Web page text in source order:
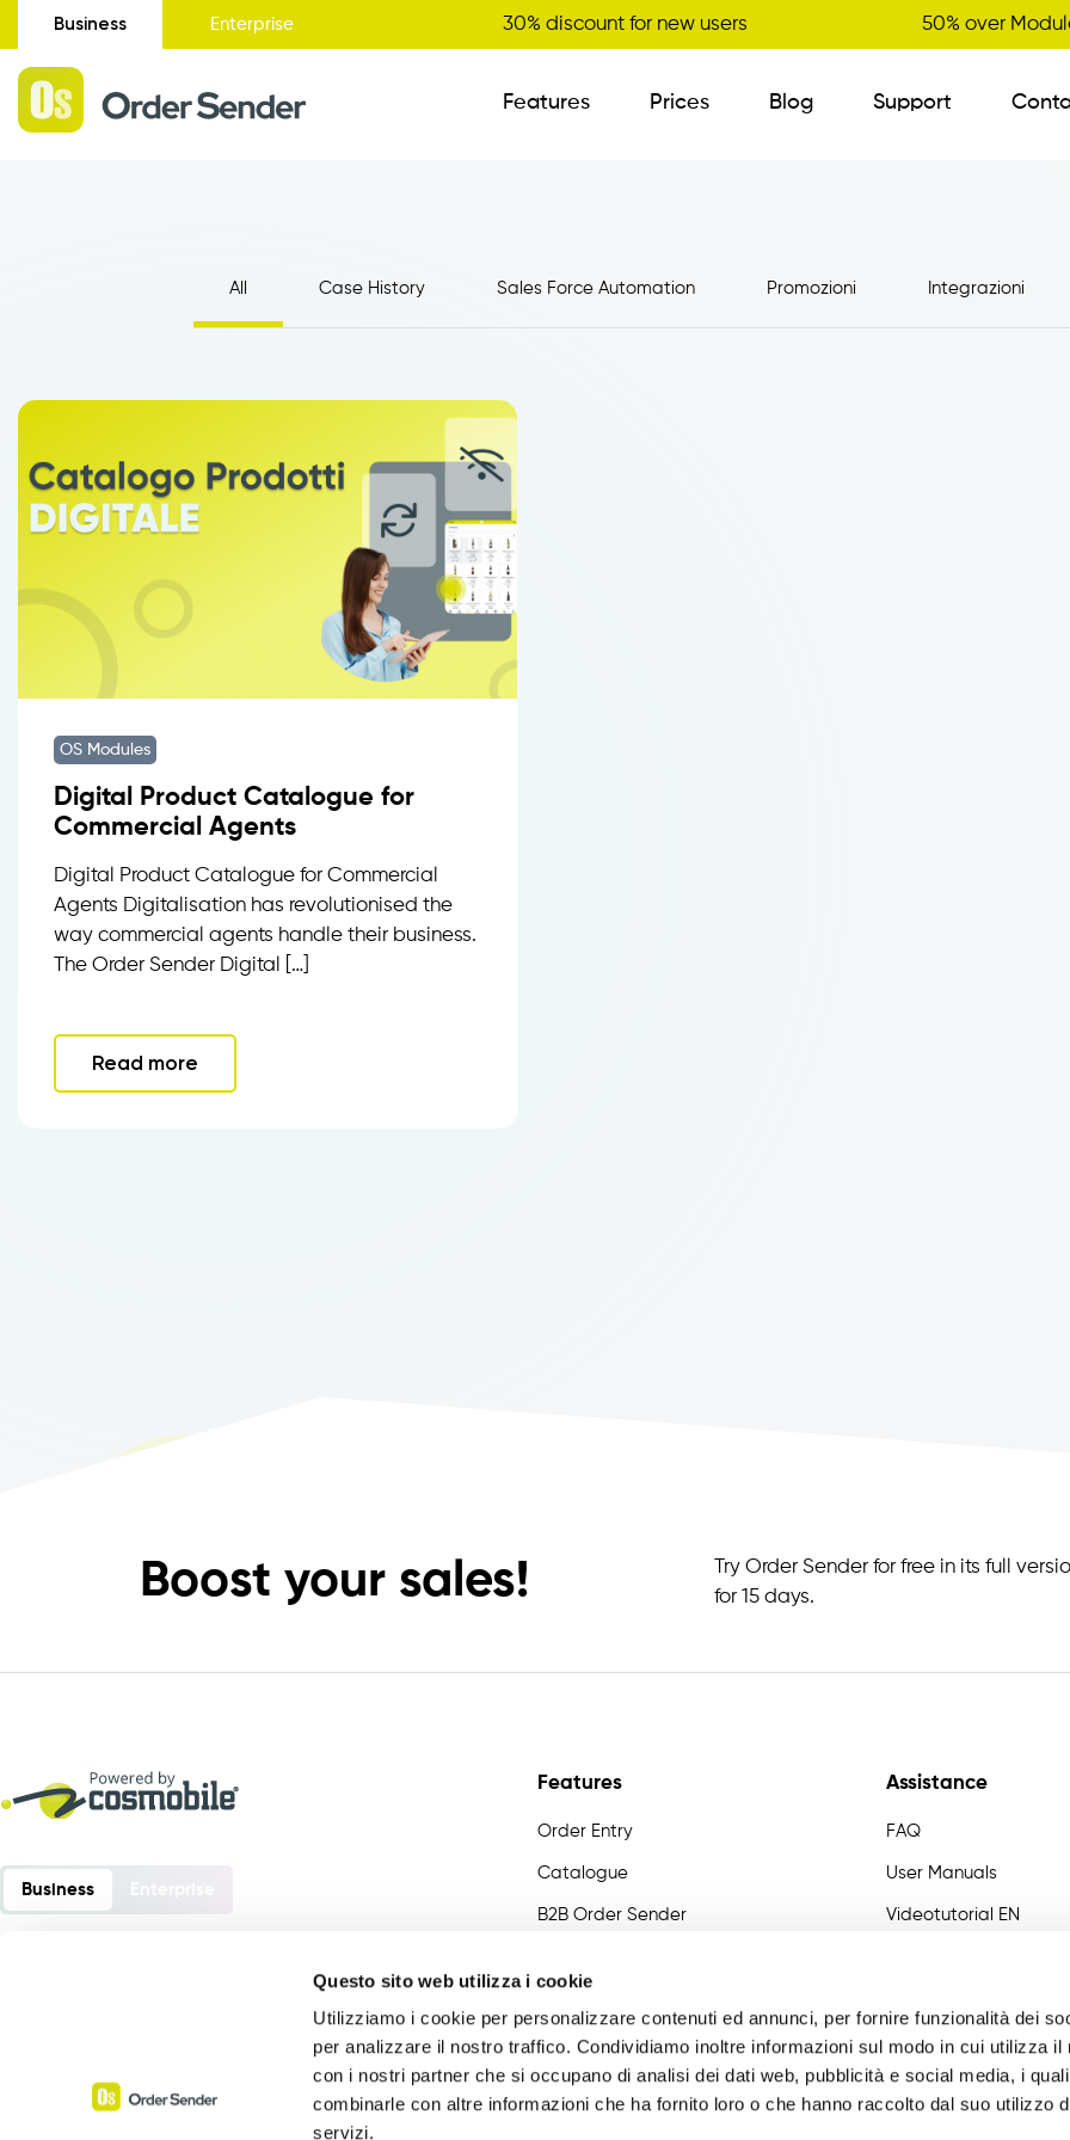
Questo sito web utilizza i cookie
Utilizziamo i cookie per personalizzare contenuti ed annunci, per fornire funzionalità dei
per analizzare il nostro traffico. Condividiamo inoltre informazioni sul modo in cui utilizza il
con i nostri partner che si occupano di analisi dei dati web, pubblicità e social media, i
combinarle con altre informazioni che ha fornito loro o che hanno raccolto dal suo utilizzo
servizi.
Business Enterprise 30% discount for new users 50% over
Features
Administrative Status
Order Entry Visit Planner
Prices Blog Support
All Case History Sales Force Automation Promozioni Integrazioni
OS Modules
Digital Product Catalogue for
Commercial Agents
Digital Product Catalogue for Commercial
Agents Digitalisation has revolutionised the
way commercial agents handle their business.
The Order Sender Digital […]
Read more
Boost your sales!
Try Order Sender for free in its full
for 15 days.
Business
Order Sender is a software developed by:
Via Europa 6 – 40061 Minerbio (BO) – Italia
Features
Order Entry
Catalogue
B2B Order Sender
Commissions
Business Intelligence
Assistance
FAQ
User Manuals
Videotutorial EN